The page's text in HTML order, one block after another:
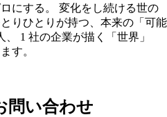
にする。 変化をし続ける世の
りひとりが持つ、本来の「可能
1 社の企業が描く「世界」
す。
問い合わせ